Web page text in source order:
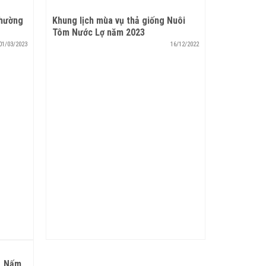
03/2023
Khung lịch mùa vụ thả giống Nuôi
Tôm Nước Lợ năm 2023
16/12/2022